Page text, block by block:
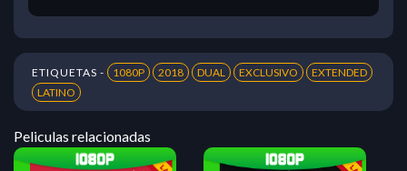
ETIQUETAS - 1080P 2018 DUAL EXCLUSIVO
EXTENDED
LATINO
Peliculas relacionadas